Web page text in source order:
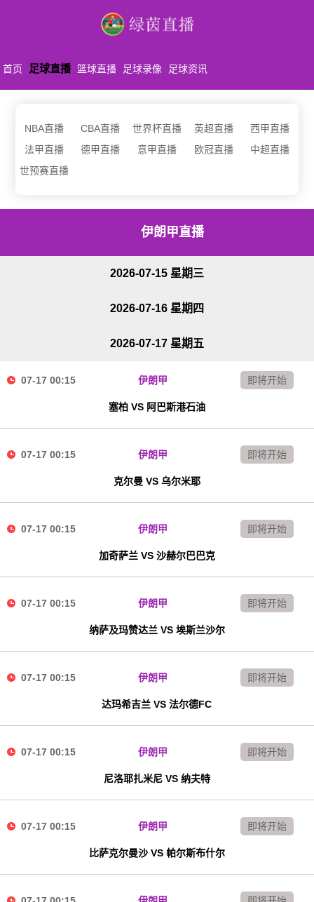
首页 足球直播 篮球直播 足球录像 足球资讯
NBA直播 CBA直播 世界杯直播 英超直播
西甲直播
法甲直播
德甲直播 意甲直播 欧冠直播
中超直播
世预赛直播
伊朗甲直播
2026-07-15 星期三
2026-07-16 星期四
2026-07-17 星期五
07-17 00:15 伊朗甲
塞柏 VS 阿巴斯港石油
即将开始
07-17 00:15 伊朗甲
克尔曼 VS 乌尔米耶
即将开始
07-17 00:15 伊朗甲
加奇萨兰 VS 沙赫尔巴巴克
即将开始
07-17 00:15 伊朗甲
纳萨及玛赞达兰 VS 埃斯兰沙尔
即将开始
07-17 00:15 伊朗甲
达玛希吉兰 VS 法尔德FC
即将开始
07-17 00:15 伊朗甲
尼洛耶扎米尼 VS 纳夫特
即将开始
07-17 00:15 伊朗甲
比萨克尔曼沙 VS 帕尔斯布什尔
即将开始